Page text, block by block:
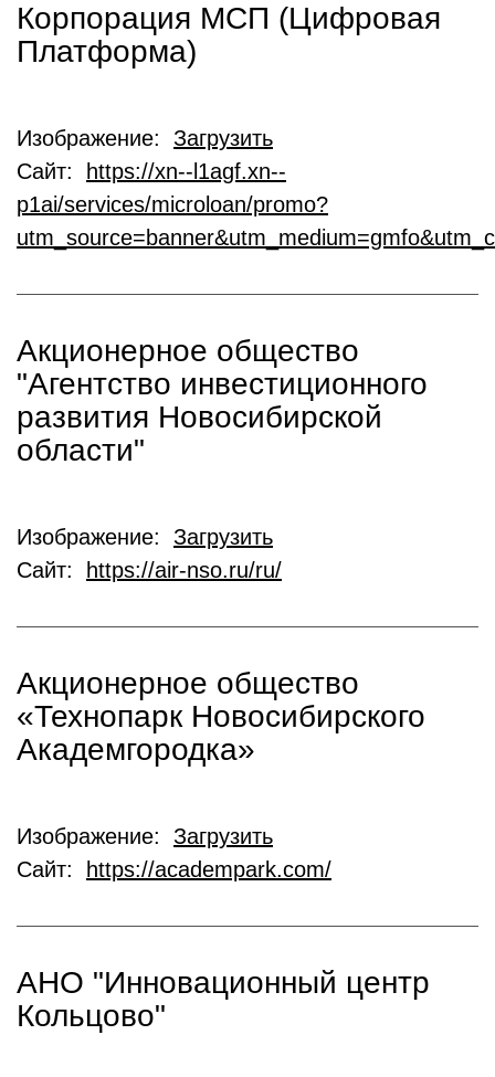
Корпорация МСП (Цифровая
Платформа)
Изображение: Загрузить
Сайт:
https://xn--l1agf.xn--
p1ai/services/microloan/promo?
Акционерное общество
"Агентство инвестиционного
развития Новосибирской
области"
Изображение: Загрузить
Сайт:
https://air-nso.ru/ru/
Акционерное общество
«Технопарк Новосибирского
Академгородка»
Изображение: Загрузить
Сайт:
https://academpark.com/
АНО "Инновационный центр
Кольцово"